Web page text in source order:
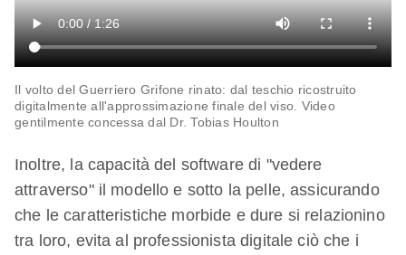
Il volto del Guerriero Grifone rinato: dal teschio ricostruito
digitalmente all'approssimazione finale del viso. Video
gentilmente concessa dal Dr. Tobias Houlton
Inoltre, la capacità del software di "vedere
attraverso" il modello e sotto la pelle, assicurando
che le caratteristiche morbide e dure si relazionino
tra loro, evita al professionista digitale ciò che i